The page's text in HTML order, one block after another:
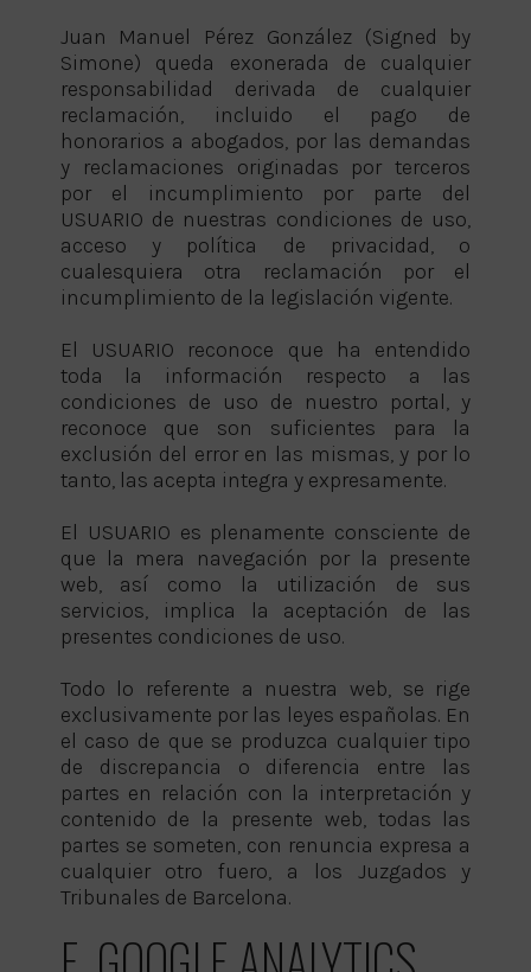
Juan Manuel Pérez González (Signed by
Simone) queda exonerada de cualquier
responsabilidad derivada de cualquier
reclamación, incluido el pago de
honorarios a abogados, por las demandas
y reclamaciones originadas por terceros
por el incumplimiento por parte del
USUARIO de nuestras condiciones de uso,
acceso y política de privacidad, o
cualesquiera otra reclamación por el
incumplimiento de la legislación vigente.
El USUARIO reconoce que ha entendido
toda la información respecto a las
condiciones de uso de nuestro portal, y
reconoce que son suficientes para la
exclusión del error en las mismas, y por lo
tanto, las acepta integra y expresamente.
El USUARIO es plenamente consciente de
que la mera navegación por la presente
web, así como la utilización de sus
servicios, implica la aceptación de las
presentes condiciones de uso.
Todo lo referente a nuestra web, se rige
exclusivamente por las leyes españolas. En
el caso de que se produzca cualquier tipo
de discrepancia o diferencia entre las
partes en relación con la interpretación y
contenido de la presente web, todas las
partes se someten, con renuncia expresa a
cualquier otro fuero, a los Juzgados y
Tribunales de Barcelona.